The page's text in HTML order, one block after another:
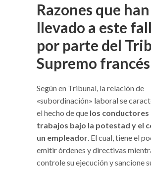
Razones que han
llevado a este
por parte del
Supremo francés
Según en Tribunal, la relación de
«subordinación» laboral se
el hecho de que los conductores
trabajos bajo la potestad y el
un empleador. El cual, tiene el
emitir órdenes y directivas
controle su ejecución y sancione